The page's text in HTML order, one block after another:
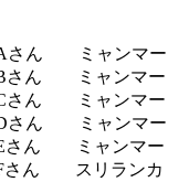
ミャン
ミャン
ミャン
ミャン
ミャンマー
スリラ